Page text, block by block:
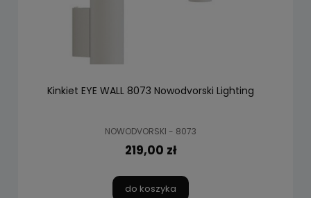
Kinkiet EYE WALL 8073 Nowodvorski Lighting
NOWODVORSKI - 8073
219,00 zł
do koszyka